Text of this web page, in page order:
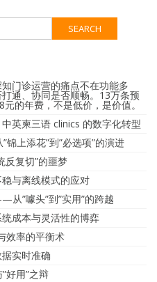
门诊运营的痛点不在功能多
通、协同是否顺畅。13万条预
的年费，不是低价，是价值。
英柬三语 clinics 的数字化转型
上添花”到”必选项”的演进
反复切”的噩梦
与离线模式的应对
”噱头”到”实用”的跨越
成本与灵活性的博弈
效率的平衡术
实时准确
好用”之辩